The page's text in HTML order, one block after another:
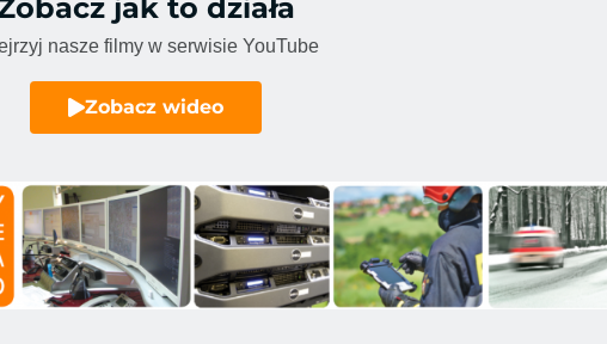
jak to działa
nasze filmy w serwisie YouTube
Zobacz wideo